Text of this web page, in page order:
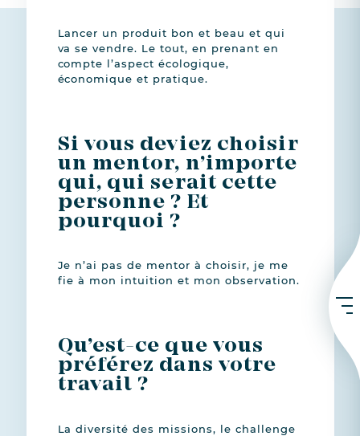
Lancer un produit bon et beau et qui
va se vendre. Le tout, en prenant en
compte l’aspect écologique,
économique et pratique.
Si vous deviez choisir
un mentor, n’importe
qui, qui serait cette
personne ? Et
pourquoi ?
Je n’ai pas de mentor à choisir, je me
fie à mon intuition et mon observation.
Qu’est-ce que vous
préférez dans votre
travail ?
La diversité des missions, le challenge